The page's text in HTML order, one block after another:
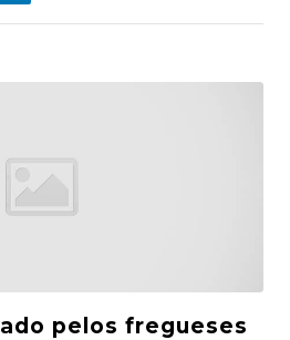
pelos fregueses